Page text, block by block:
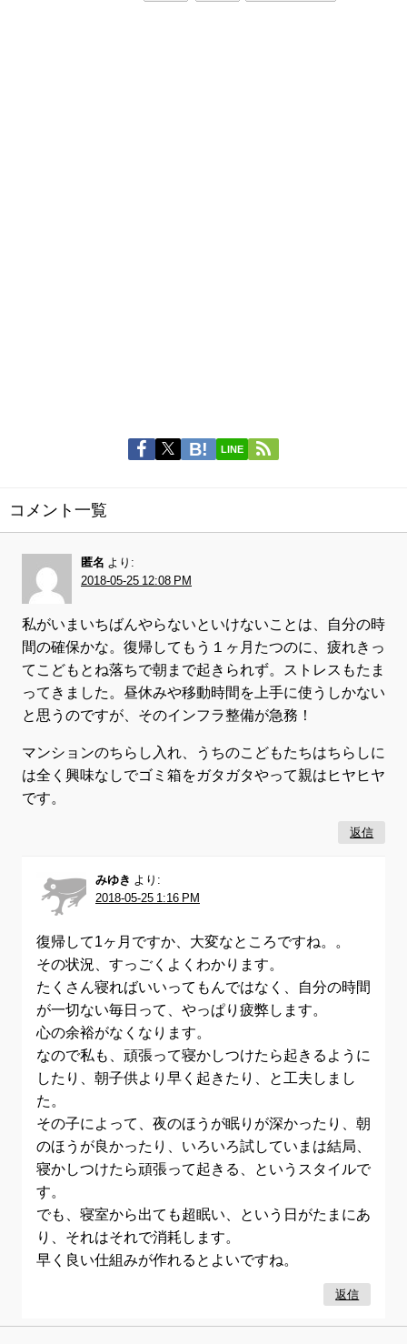
LINE
コメント一覧
匿名 より:
2018-05-25 12:08 PM
私がいまいちばんやらないといけないことは、自分の時
間の確保かな。復帰してもう１ヶ月たつのに、疲れきっ
てこどもとね落ちで朝まで起きられず。ストレスもたま
ってきました。昼休みや移動時間を上手に使うしかない
と思うのですが、そのインフラ整備が急務！
マンションのちらし入れ、うちのこどもたちはちらしに
は全く興味なしでゴミ箱をガタガタやって親はヒヤヒヤ
です。
返信
みゆき より:
2018-05-25 1:16 PM
復帰して1ヶ月ですか、大変なところですね。。
その状況、すっごくよくわかります。
たくさん寝ればいいってもんではなく、自分の時間
が一切ない毎日って、やっぱり疲弊します。
心の余裕がなくなります。
なので私も、頑張って寝かしつけたら起きるように
したり、朝子供より早く起きたり、と工夫しまし
た。
その子によって、夜のほうが眠りが深かったり、朝
のほうが良かったり、いろいろ試していまは結局、
寝かしつけたら頑張って起きる、というスタイルで
す。
でも、寝室から出ても超眠い、という日がたまにあ
り、それはそれで消耗します。
早く良い仕組みが作れるとよいですね。
返信